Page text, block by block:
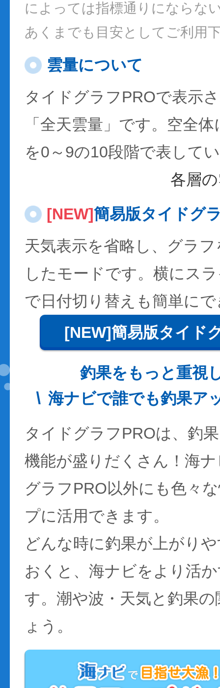
によっては指標通りにならな
あくまでも目安としてご利用
雲量について
タイドグラフPROで表示
「全天雲量」です。空全
を0～9の10段階で表して
各層
[NEW]簡易版タイドグ
天気表示を省略し、グラ
したモードです。横にス
で日付切り替えも簡単に
[NEW]簡易版タイド
釣果をもっと重視
海ナビで誰でも釣果ア
タイドグラフPROは、釣
機能が盛りだくさん！海
グラフPRO以外にも色々
プに活用できます。
どんな時に釣果が上がり
おくと、海ナビをより活
す。潮や波・天気と釣果
ょう。